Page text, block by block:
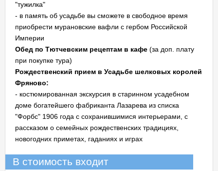
"тужилка"
- в память об усадьбе вы сможете в свободное время
приобрести мурановские вафли с гербом Российской
Империи
Обед по Тютчевским рецептам в кафе (за доп. плату
при покупке тура)
Рождественский прием в Усадьбе шелковых королей
Фряново:
- костюмированная экскурсия в старинном усадебном
доме богатейшего фабриканта Лазарева из списка
"Форбс" 1906 года с сохранившимися интерьерами, с
рассказом о семейных рождественских традициях,
новогодних приметах, гаданиях и играх
В стоимость входит